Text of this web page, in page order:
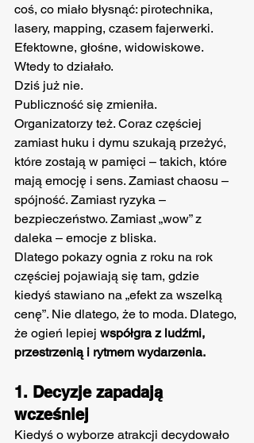
coś, co miało błysnąć: pirotechnika,
lasery, mapping, czasem fajerwerki.
Efektowne, głośne, widowiskowe.
Wtedy to działało.
Dziś już nie.
Publiczność się zmieniła.
Organizatorzy też. Coraz częściej
zamiast huku i dymu szukają przeżyć,
które zostają w pamięci – takich, które
mają emocję i sens. Zamiast chaosu –
spójność. Zamiast ryzyka –
bezpieczeństwo. Zamiast „wow” z
daleka – emocje z bliska.
Dlatego pokazy ognia z roku na rok
częściej pojawiają się tam, gdzie
kiedyś stawiano na „efekt za wszelką
cenę”. Nie dlatego, że to moda. Dlatego,
że ogień lepiej współgra z ludźmi,
przestrzenią i rytmem wydarzenia.
1. Decyzje zapadają
wcześniej
Kiedyś o wyborze atrakcji decydowało